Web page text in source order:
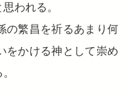
われる。
の繁昌を祈るあまり何
をかける神として崇め